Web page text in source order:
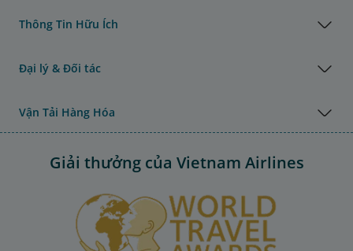
Thông Tin Hữu Ích
Đại lý & Đối tác
Vận Tải Hàng Hóa
Giải thưởng của Vietnam Airlines